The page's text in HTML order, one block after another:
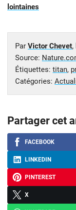
lointaines
Par Victor Chevet,
Source:
Étiquettes: titan,
Catégories:
Partager cet
FACEBOOK
LINKEDIN
PINTEREST
X